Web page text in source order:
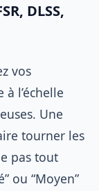
DLSS,
vos
l’échelle
Une
tourner les
pas tout
ou “Moyen”